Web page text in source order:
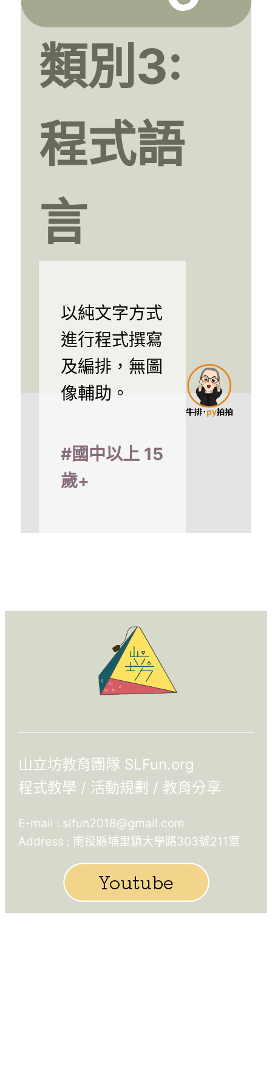
類別3:
程式語
言
以純文字方式
進行程式撰寫
及編排，無圖
像輔助。
#國中以上 15
歲+
山立坊教育團隊 SLFun.org
程式教學 / 活動規劃 / 教育分享
E-mail : slfun2018@gmail.com
Address : 南投縣埔里鎮大學路303號211室